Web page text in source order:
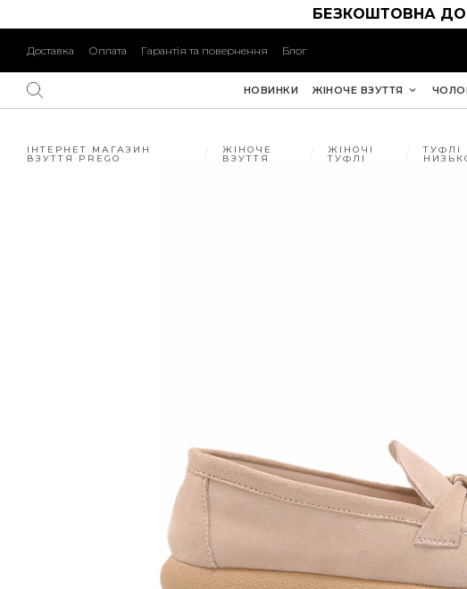
БЕЗКОШТОВНА
Доставка Оплата Гарантія та повернення Блог
НОВИНКИ ЖІНОЧЕ ВЗУТТЯ
ІНТЕРНЕТ МАГАЗИН
ВЗУТТЯ PREGO
ЖІНОЧЕ
ВЗУТТЯ
ЖІНОЧІ
ТУФЛІ
ТУФЛІ